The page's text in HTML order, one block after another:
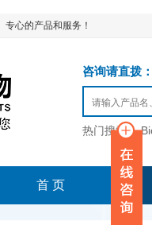
心的产品和服务！
咨询请直拨
热门搜索：
首 页